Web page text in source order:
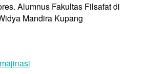
Alumnus Fakultas Filsafat di
Mandira Kupang